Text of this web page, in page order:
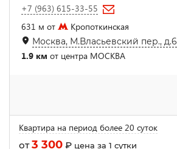
+7 (963) 615-33-55
631 м от
Кропоткинская
Москва, М.Власьевский пер., д.6
1.9 км от центра МОСКВА
Квартира на период более 20 суток
от3 300 ₽ цена за 1 сутки